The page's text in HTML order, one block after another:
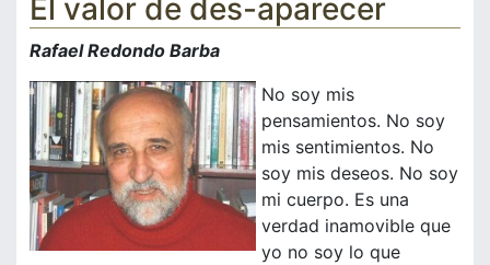
El valor de des-aparecer
Rafael Redondo Barba
No soy mis
pensamientos. No soy
mis sentimientos. No
soy mis deseos. No soy
mi cuerpo. Es una
verdad inamovible que
yo no soy lo que